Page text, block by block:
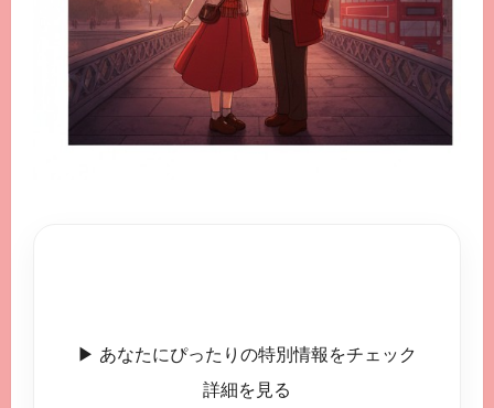
▶︎ あなたにぴったりの特別情報をチェック
詳細を見る